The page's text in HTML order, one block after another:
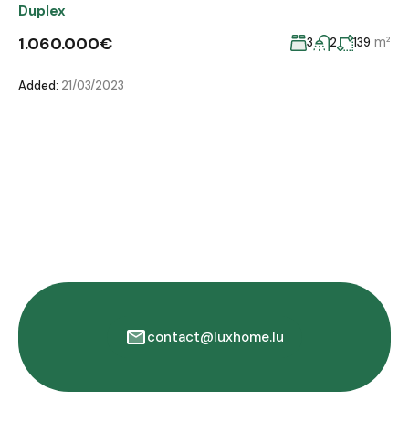
Duplex
1.060.000€ 3 2 139 m²
Added: 21/03/2023
contact@luxhome.lu